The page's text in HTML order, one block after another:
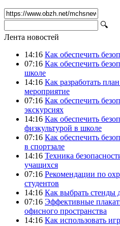
🔍
Лента новостей
14:16 Как обеспечить
07:16 Как обеспечить
школе
14:16 Как разработать
мероприятие
07:16 Как обеспечить
экскурсиях
14:16 Как обеспечить
физкультурой в школе
07:16 Как обеспечить
в спортзале
14:16 Техника
учащихся
07:16 Рекомендации по
студентов
14:16 Как выбрать стенды
07:16 Эффективные
офисного пространства
14:16 Как использовать